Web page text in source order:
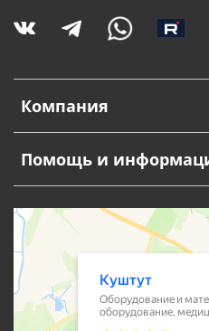
Компания
Помощь и